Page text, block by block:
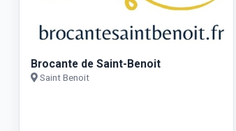
Brocante de Saint-Benoit
Saint Benoit